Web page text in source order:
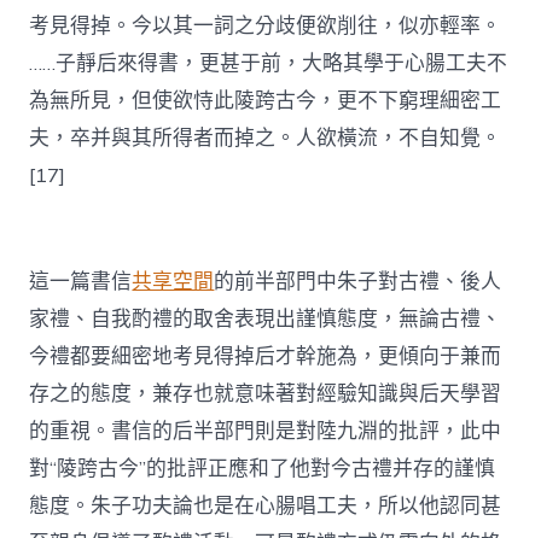
考見得掉。今以其一詞之分歧便欲削往，似亦輕率。
……子靜后來得書，更甚于前，大略其學于心腸工夫不
為無所見，但使欲恃此陵跨古今，更不下窮理細密工
夫，卒并與其所得者而掉之。人欲橫流，不自知覺。
[17]
這一篇書信共享空間的前半部門中朱子對古禮、後人
家禮、自我酌禮的取舍表現出謹慎態度，無論古禮、
今禮都要細密地考見得掉后才幹施為，更傾向于兼而
存之的態度，兼存也就意味著對經驗知識與后天學習
的重視。書信的后半部門則是對陸九淵的批評，此中
對“陵跨古今”的批評正應和了他對今古禮并存的謹慎
態度。朱子功夫論也是在心腸唱工夫，所以他認同甚